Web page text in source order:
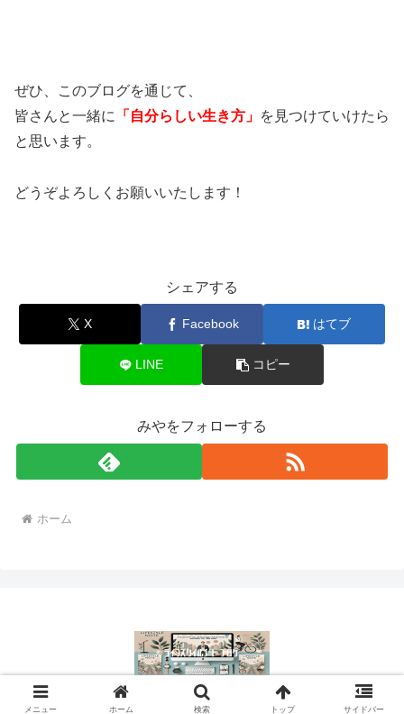
ぜひ、このブログを通じて、
皆さんと一緒に
「自分らしい生き方」 を見つけていけたら
と思います。
どうぞよろしくお願いいたします！
シェアする
X Facebook はてブ
LINE コピー
みやをフォローする
ホーム
© 2024 ライフスタイルノートブログ.
メニュー ホーム 検索 トップ サイドバー